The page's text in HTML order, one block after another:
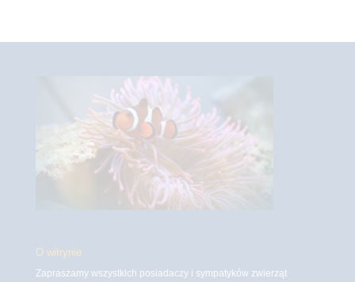
O witrynie
Zapraszamy wszystkich posiadaczy i sympatyków zwierząt